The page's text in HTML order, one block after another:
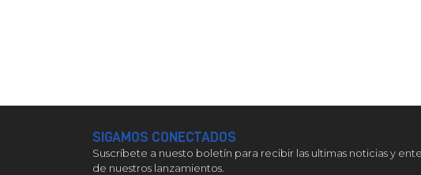
SIGAMOS CONECTADOS
Suscríbete a nuesto boletín para recibir las ultimas noticias y
de nuestros lanzamientos.